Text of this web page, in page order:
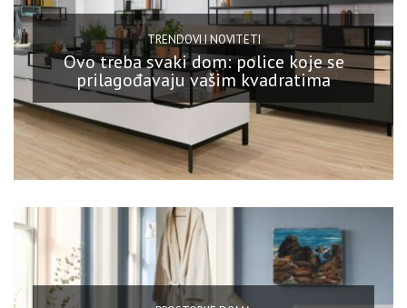
TRENDOVI I NOVITETI
Ovo treba svaki dom: police koje se
prilagođavaju vašim kvadratima